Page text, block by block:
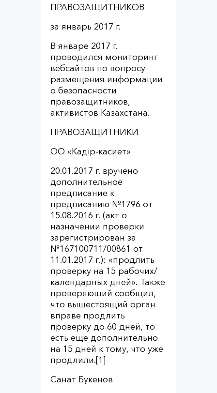
ПРАВОЗАЩИТНИКОВ
за январь 2017 г.
В январе 2017 г.
проводился мониторинг
вебсайтов по вопросу
размещения информации
о безопасности
правозащитников,
активистов Казахстана.
ПРАВОЗАЩИТНИКИ
ОО «Кадiр-касиет»
20.01.2017 г. вручено
дополнительное
предписание к
предписанию №1796 от
15.08.2016 г. (акт о
назначении проверки
зарегистрирован за
№167100711/00861 от
11.01.2017 г.): «продлить
проверку на 15 рабочих/
календарных дней». Также
проверяющий сообщил,
что вышестоящий орган
вправе продлить
проверку до 60 дней, то
есть еще дополнительно
на 15 дней к тому, что уже
продлили.[1]
Санат Букенов